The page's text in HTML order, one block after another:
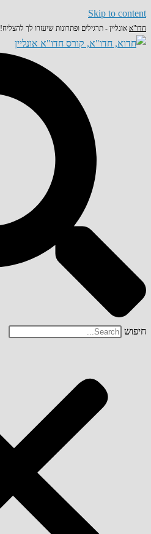
Skip to content
חדו"א אונליין - תרגילים ופתרונות שיעזרו לך להצליח!
חיפוש